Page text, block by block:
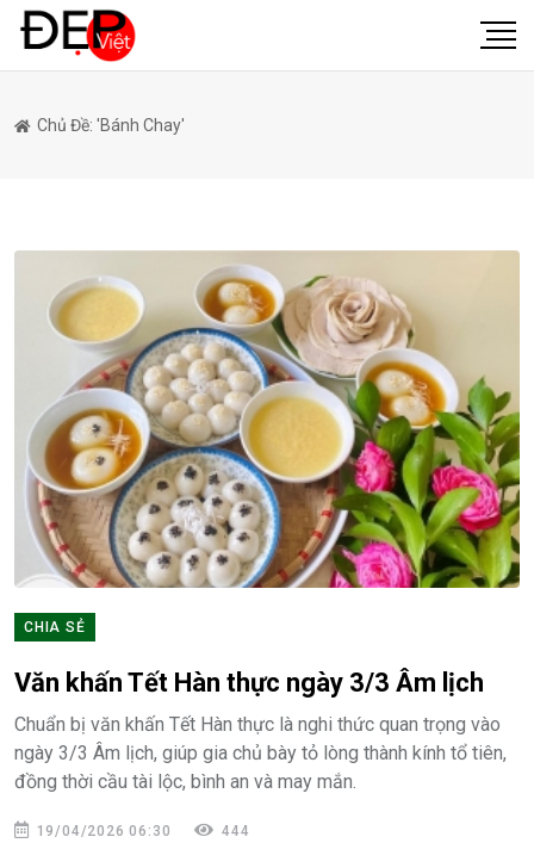
Chủ Đề: 'bánh Chay'
CHIA SẺ
Văn khấn Tết Hàn thực ngày 3/3 Âm lịch
Chuẩn bị văn khấn Tết Hàn thực là nghi thức quan trọng vào
ngày 3/3 Âm lịch, giúp gia chủ bày tỏ lòng thành kính tổ tiên,
đồng thời cầu tài lộc, bình an và may mắn.
19/04/2026 06:30 444